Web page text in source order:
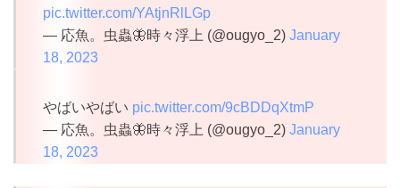
pic.twitter.com/YAtjnRlLGp
— 応魚。虫蟲🦋時々浮上 (@ougyo_2) January
18, 2023
やばいやばい pic.twitter.com/9cBDDqXtmP
— 応魚。虫蟲🦋時々浮上 (@ougyo_2) January
18, 2023